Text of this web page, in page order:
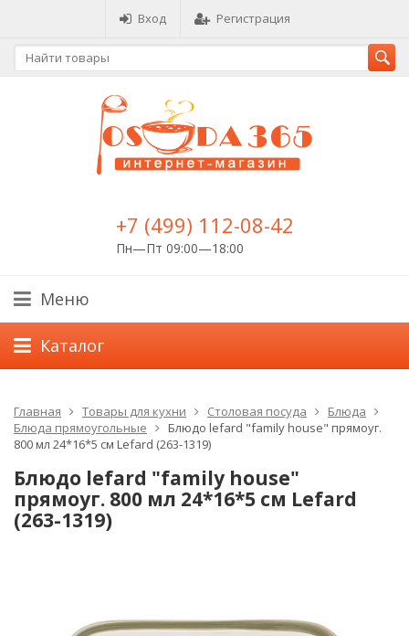
Вход Регистрация
+7 (499) 112-08-42
Пн—Пт 09:00—18:00
Меню
Каталог
Главная Товары для кухни Столовая посуда
Блюда
Блюда прямоугольные
Блюдо lefard "family house" прямоуг.
800 мл 24*16*5 см Lefard (263-1319)
Блюдо lefard "family house"
прямоуг. 800 мл 24*16*5 см Lefard
(263-1319)